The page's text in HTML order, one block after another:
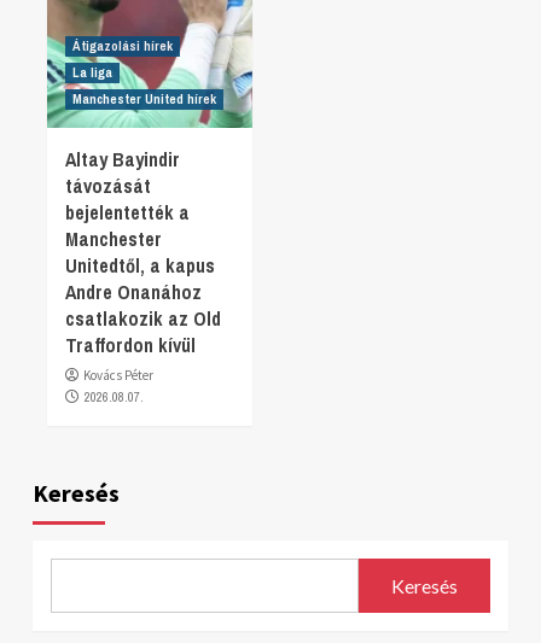
Átigazolási hírek
La liga
Manchester United hírek
Altay Bayindir
távozását
bejelentették a
Manchester
Unitedtől, a kapus
Andre Onanához
csatlakozik az Old
Traffordon kívül
Kovács Péter
2026.08.07.
Keresés
Keresés